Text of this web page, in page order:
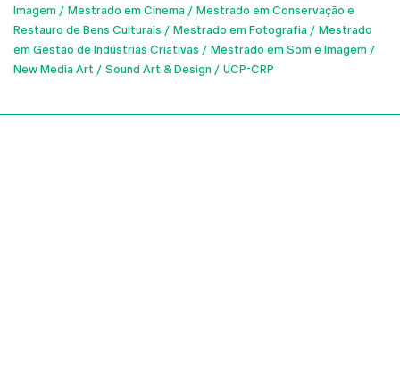
Imagem
Mestrado em Cinema
Mestrado em Conservação e
Restauro de Bens Culturais
Mestrado em Fotografia
Mestrado
em Gestão de Indústrias Criativas
Mestrado em Som e Imagem
New Media Art
Sound Art & Design UCP-CRP